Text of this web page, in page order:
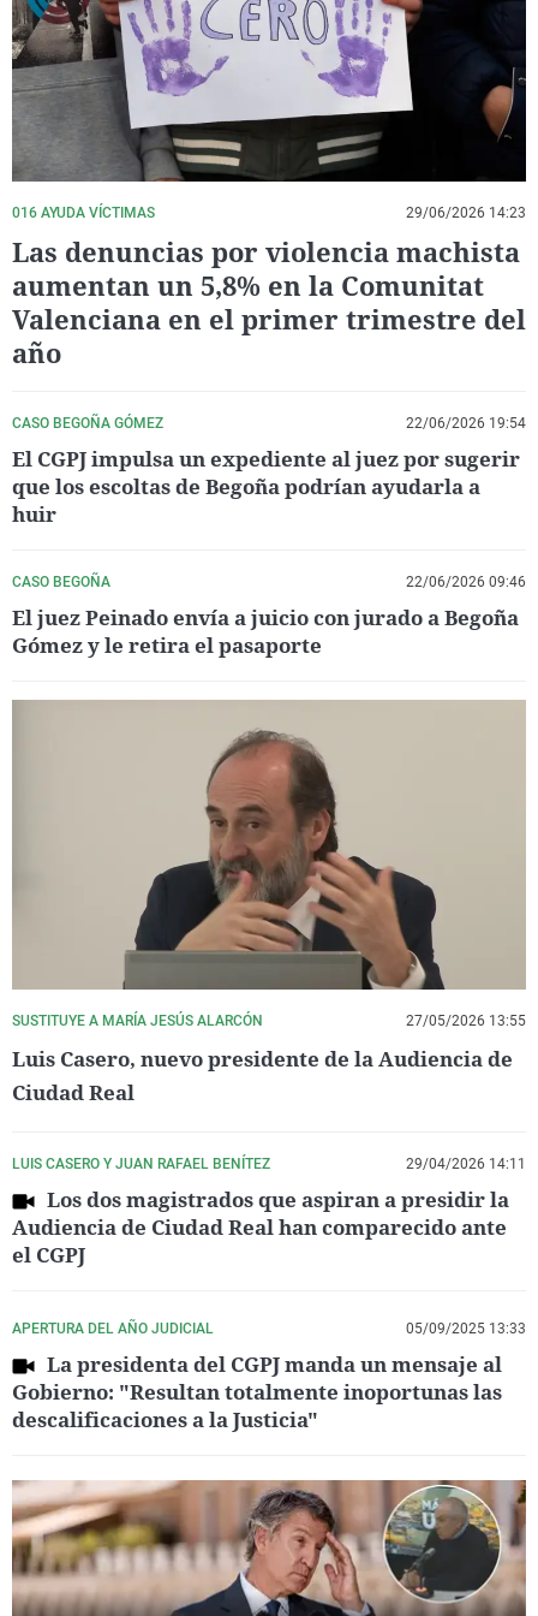
La rosa de los vientos
Gente viajera
Como el perro y el
Caso
Retornados
Equipo de
Operación Viuda
Extremadura
Galicia
La Rioja
Navarra
País Vasco
Virales
Televisión
Elecciones
016 AYUDA VÍCTIMAS 29/06/2026 14:23
Las denuncias por violencia machista
aumentan un 5,8% en la Comunitat
Valenciana en el primer trimestre del
año
CASO BEGOÑA GÓMEZ 22/06/2026 19:54
El CGPJ impulsa un expediente al juez por sugerir
que los escoltas de Begoña podrían ayudarla a
huir
CASO BEGOÑA 22/06/2026 09:46
El juez Peinado envía a juicio con jurado a Begoña
Gómez y le retira el pasaporte
SUSTITUYE A MARÍA JESÚS ALARCÓN 27/05/2026 13:55
Luis Casero, nuevo presidente de la Audiencia de
Ciudad Real
LUIS CASERO Y JUAN RAFAEL BENÍTEZ 29/04/2026 14:11
Los dos magistrados que aspiran a presidir la
Audiencia de Ciudad Real han comparecido ante
el CGPJ
APERTURA DEL AÑO JUDICIAL 05/09/2025 13:33
La presidenta del CGPJ manda un mensaje al
Gobierno: "Resultan totalmente inoportunas las
descalificaciones a la Justicia"